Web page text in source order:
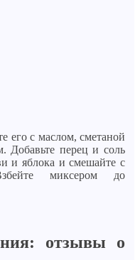
его с маслом, сметаной
перец и соль
и яблока и смешайте с
миксером до
отзывы о